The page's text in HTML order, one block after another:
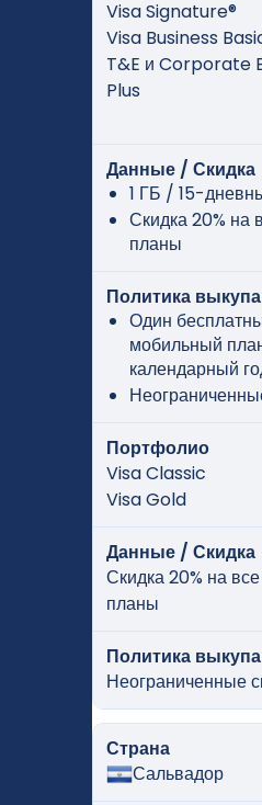
Visa Signature®
Visa Business
T&E и Corporate
Plus
Данные / Скидка
1 ГБ / 15-
Скидка 20% на
планы
Политика выкупа
Один
мобильный
календарный
Портфолио
Visa Classic
Visa Gold
Данные / Скидка
Скидка 20% на
планы
Политика выкупа
Неограниченные
Страна
Сальвадор